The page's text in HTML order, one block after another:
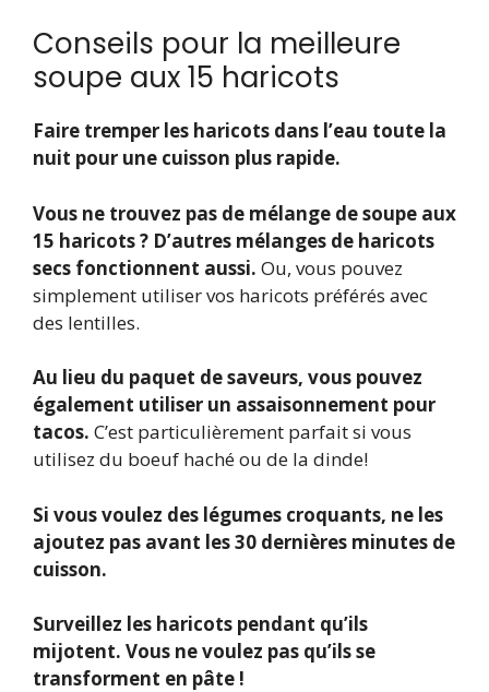
Conseils pour la meilleure
soupe aux 15 haricots
Faire tremper les haricots dans l’eau toute la
nuit pour une cuisson plus rapide.
Vous ne trouvez pas de mélange de soupe aux
15 haricots ? D’autres mélanges de haricots
secs fonctionnent aussi. Ou, vous pouvez
simplement utiliser vos haricots préférés avec
des lentilles.
Au lieu du paquet de saveurs, vous pouvez
également utiliser un assaisonnement pour
tacos. C’est particulièrement parfait si vous
utilisez du boeuf haché ou de la dinde!
Si vous voulez des légumes croquants, ne les
ajoutez pas avant les 30 dernières minutes de
cuisson.
Surveillez les haricots pendant qu’ils
mijotent. Vous ne voulez pas qu’ils se
transforment en pâte !